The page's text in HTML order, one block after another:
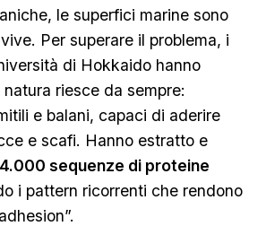
le superfici marine sono
Per superare il problema, i
di Hokkaido hanno
riesce da sempre:
e balani, capaci di aderire
e scafi. Hanno estratto e
sequenze di proteine
i pattern ricorrenti che rendono